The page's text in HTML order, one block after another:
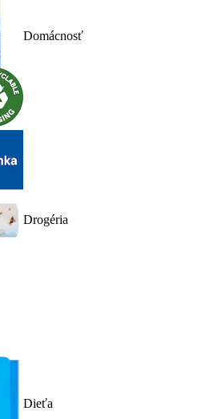
Domácnosť
Drogéria
Dieťa